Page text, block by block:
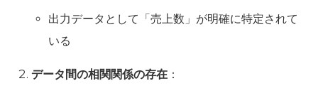
出力データとして「売上数」が明確に特定されて
いる
データ間の相関関係の存在 ：